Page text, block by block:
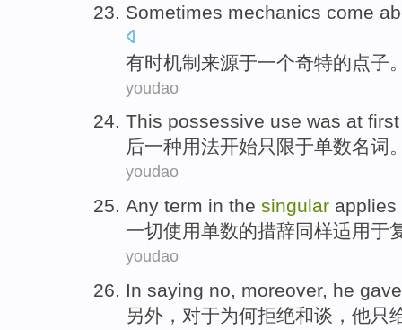
Sometimes mechanics come
有时机制来源于一个奇特的点子
youdao
This possessive use was at first
后一种用法开始只限于单数名词
youdao
Any term in the singular applies
一切使用单数的措辞同样适用于
youdao
In saying no, moreover, he gave
另外 ，对于为何拒绝和谈， 他只